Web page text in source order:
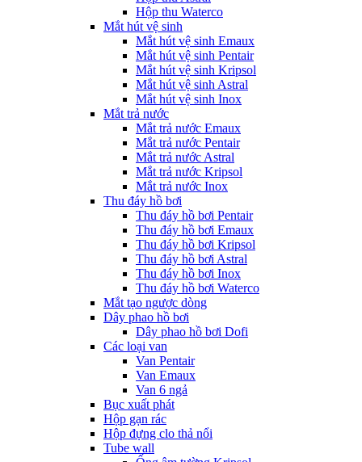
Hộp thu Waterco
Mắt hút vệ sinh
Mắt hút vệ sinh Emaux
Mắt hút vệ sinh Pentair
Mắt hút vệ sinh Kripsol
Mắt hút vệ sinh Astral
Mắt hút vệ sinh Inox
Mắt trả nước
Mắt trả nước Emaux
Mắt trả nước Pentair
Mắt trả nước Astral
Mắt trả nước Kripsol
Mắt trả nước Inox
Thu đáy hồ bơi
Thu đáy hồ bơi Pentair
Thu đáy hồ bơi Emaux
Thu đáy hồ bơi Kripsol
Thu đáy hồ bơi Astral
Thu đáy hồ bơi Inox
Thu đáy hồ bơi Waterco
Mắt tạo ngược dòng
Dây phao hồ bơi
Dây phao hồ bơi Dofi
Các loại van
Van Pentair
Van Emaux
Van 6 ngả
Bục xuất phát
Hộp gạn rác
Hộp đựng clo thả nổi
Tube wall